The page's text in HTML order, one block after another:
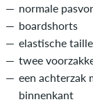
normale
boardshorts
elastische
twee
een achterzak
binnenkant